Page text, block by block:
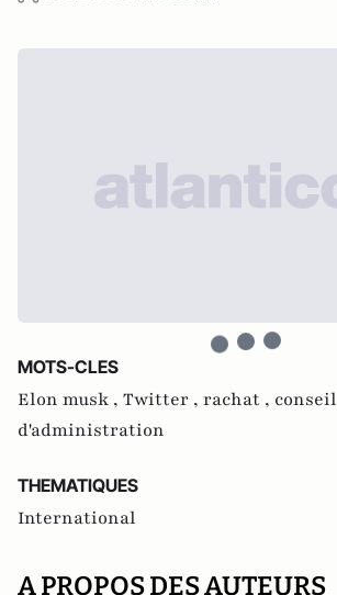
MOTS-CLES
Elon musk , Twitter , rachat , conseil
d'administration
THEMATIQUES
International
A PROPOS DES AUTEURS